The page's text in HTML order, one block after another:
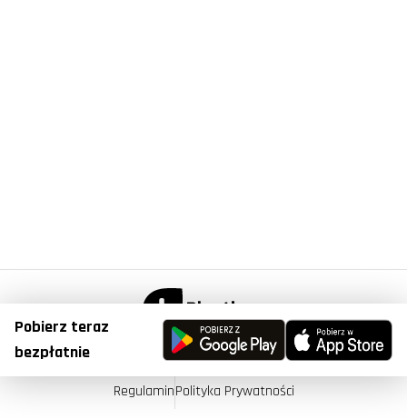
Pobierz teraz
bezpłatnie© Copyright 2023, Plantis . All Right Reserved.
RegulaminPolityka Prywatności